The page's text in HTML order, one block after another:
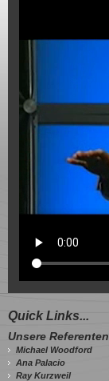
Quick Links...
Unsere Referenten
Michael Woodford
Ana Palacio
Ray Kurzweil